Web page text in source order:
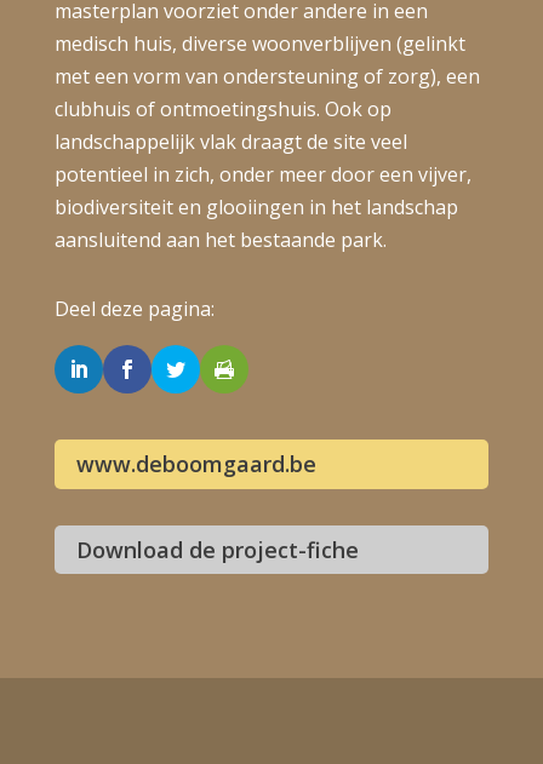
masterplan voorziet onder andere in een
medisch huis, diverse woonverblijven (gelinkt
met een vorm van ondersteuning of zorg), een
clubhuis of ontmoetingshuis. Ook op
landschappelijk vlak draagt de site veel
potentieel in zich, onder meer door een vijver,
biodiversiteit en glooiingen in het landschap
aansluitend aan het bestaande park.
Deel deze pagina:
www.deboomgaard.be
Download de project-fiche